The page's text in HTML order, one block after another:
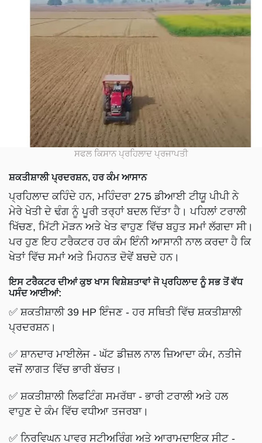
ਸਫਲ ਕਿਸਾਨ ਪ੍ਰਹਿਲਾਦ ਪ੍ਰਜਾਪਤੀ
ਸ਼ਕਤੀਸ਼ਾਲੀ ਪ੍ਰਦਰਸ਼ਨ, ਹਰ ਕੰਮ ਆਸਾਨ
ਪ੍ਰਹਿਲਾਦ ਕਹਿੰਦੇ ਹਨ, ਮਹਿੰਦਰਾ 275 ਡੀਆਈ ਟੀਯੂ ਪੀਪੀ ਨੇ
ਮੇਰੇ ਖੇਤੀ ਦੇ ਢੰਗ ਨੂੰ ਪੂਰੀ ਤਰ੍ਹਾਂ ਬਦਲ ਦਿੱਤਾ ਹੈ। ਪਹਿਲਾਂ ਟਰਾਲੀ
ਖਿੱਚਣ, ਮਿੱਟੀ ਮੋੜਨ ਅਤੇ ਖੇਤ ਵਾਹੁਣ ਵਿੱਚ ਬਹੁਤ ਸਮਾਂ ਲੱਗਦਾ ਸੀ।
ਪਰ ਹੁਣ ਇਹ ਟਰੈਕਟਰ ਹਰ ਕੰਮ ਇੰਨੀ ਆਸਾਨੀ ਨਾਲ ਕਰਦਾ ਹੈ ਕਿ
ਖੇਤਾਂ ਵਿੱਚ ਸਮਾਂ ਅਤੇ ਮਿਹਨਤ ਦੋਵੇਂ ਬਚਦੇ ਹਨ।
ਇਸ ਟਰੈਕਟਰ ਦੀਆਂ ਕੁਝ ਖਾਸ ਵਿਸ਼ੇਸ਼ਤਾਵਾਂ ਜੋ ਪ੍ਰਹਿਲਾਦ ਨੂੰ ਸਭ ਤੋਂ ਵੱਧ
ਪਸੰਦ ਆਈਆਂ:
✅ ਸ਼ਕਤੀਸ਼ਾਲੀ 39 HP ਇੰਜਣ - ਹਰ ਸਥਿਤੀ ਵਿੱਚ ਸ਼ਕਤੀਸ਼ਾਲੀ
ਪ੍ਰਦਰਸ਼ਨ।
✅ ਸ਼ਾਨਦਾਰ ਮਾਈਲੇਜ - ਘੱਟ ਡੀਜ਼ਲ ਨਾਲ ਜ਼ਿਆਦਾ ਕੰਮ, ਨਤੀਜੇ
ਵਜੋਂ ਲਾਗਤ ਵਿੱਚ ਭਾਰੀ ਬੱਚਤ।
✅ ਸ਼ਕਤੀਸ਼ਾਲੀ ਲਿਫਟਿੰਗ ਸਮਰੱਥਾ - ਭਾਰੀ ਟਰਾਲੀ ਅਤੇ ਹਲ
ਵਾਹੁਣ ਦੇ ਕੰਮ ਵਿੱਚ ਵਧੀਆ ਤਜਰਬਾ।
✅ ਨਿਰਵਿਘਨ ਪਾਵਰ ਸਟੀਅਰਿੰਗ ਅਤੇ ਆਰਾਮਦਾਇਕ ਸੀਟ -